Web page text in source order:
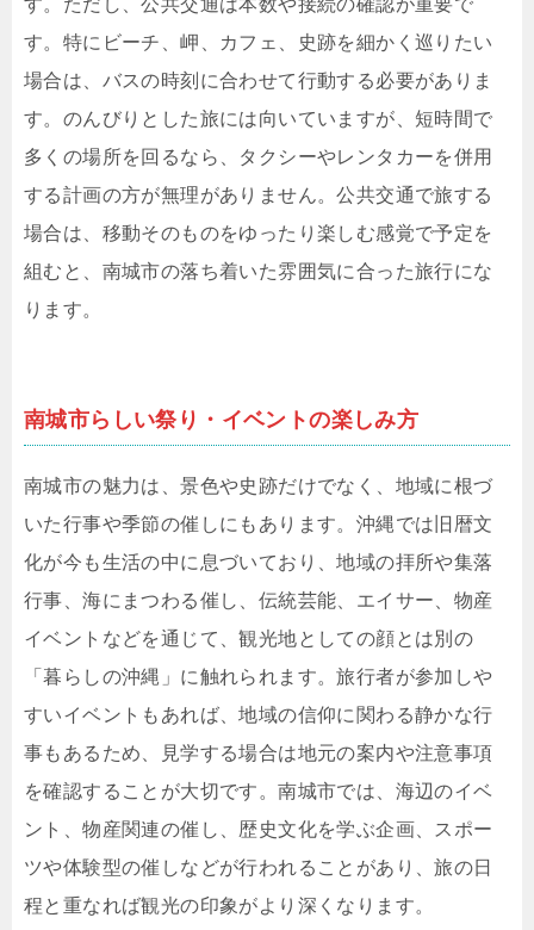
す。ただし、公共交通は本数や接続の確認が重要で
す。特にビーチ、岬、カフェ、史跡を細かく巡りたい
場合は、バスの時刻に合わせて行動する必要がありま
す。のんびりとした旅には向いていますが、短時間で
多くの場所を回るなら、タクシーやレンタカーを併用
する計画の方が無理がありません。公共交通で旅する
場合は、移動そのものをゆったり楽しむ感覚で予定を
組むと、南城市の落ち着いた雰囲気に合った旅行にな
ります。
南城市らしい祭り・イベントの楽しみ方
南城市の魅力は、景色や史跡だけでなく、地域に根づ
いた行事や季節の催しにもあります。沖縄では旧暦文
化が今も生活の中に息づいており、地域の拝所や集落
行事、海にまつわる催し、伝統芸能、エイサー、物産
イベントなどを通じて、観光地としての顔とは別の
「暮らしの沖縄」に触れられます。旅行者が参加しや
すいイベントもあれば、地域の信仰に関わる静かな行
事もあるため、見学する場合は地元の案内や注意事項
を確認することが大切です。南城市では、海辺のイベ
ント、物産関連の催し、歴史文化を学ぶ企画、スポー
ツや体験型の催しなどが行われることがあり、旅の日
程と重なれば観光の印象がより深くなります。